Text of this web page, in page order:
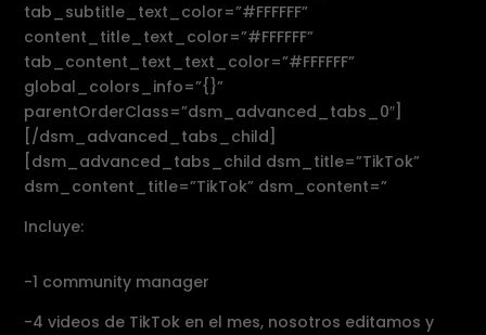
tab_subtitle_text_color=”#FFFFFF”
content_title_text_color=”#FFFFFF”
tab_content_text_text_color=”#FFFFFF”
global_colors_info=”{}”
parentOrderClass=”dsm_advanced_tabs_0″]
[/dsm_advanced_tabs_child]
[dsm_advanced_tabs_child dsm_title=”TikTok”
dsm_content_title=”TikTok” dsm_content=”
Incluye:
-1 community manager
-4 videos de TikTok en el mes, nosotros editamos y